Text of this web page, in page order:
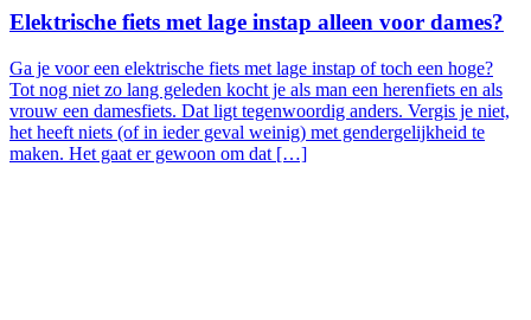
Elektrische fiets met lage instap alleen voor dames?
Ga je voor een elektrische fiets met lage instap of toch een hoge?
Tot nog niet zo lang geleden kocht je als man een herenfiets en als
vrouw een damesfiets. Dat ligt tegenwoordig anders. Vergis je niet,
het heeft niets (of in ieder geval weinig) met gendergelijkheid te
maken. Het gaat er gewoon om dat […]